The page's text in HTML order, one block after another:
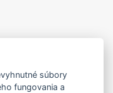
súbory
fungovania a